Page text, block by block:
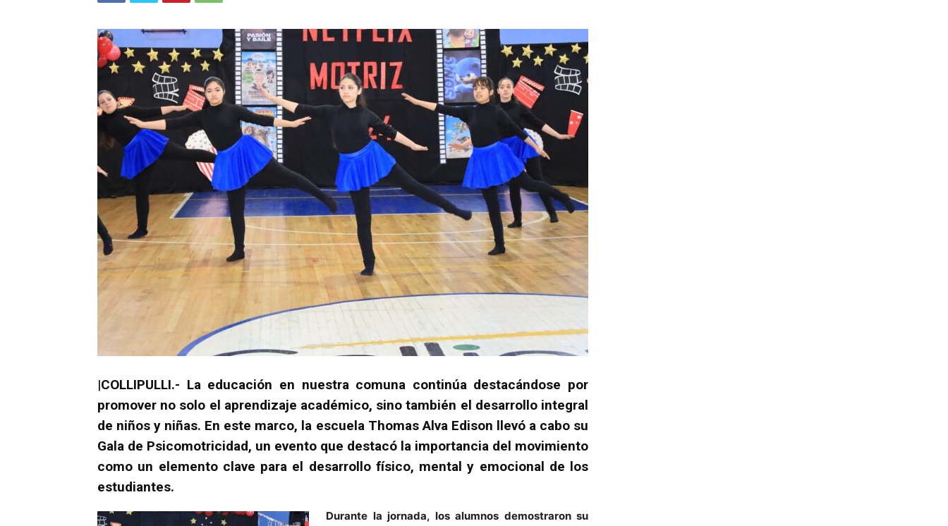
|COLLIPULLI.- La educación en nuestra comuna continúa destacándose por
promover no solo el aprendizaje académico, sino también el desarrollo integral
de niños y niñas. En este marco, la escuela Thomas Alva Edison llevó a cabo su
Gala de Psicomotricidad, un evento que destacó la importancia del movimiento
como un elemento clave para el desarrollo físico, mental y emocional de los
estudiantes.
Durante la jornada, los alumnos demostraron su